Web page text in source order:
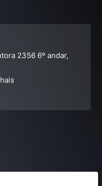
2356 6º andar,